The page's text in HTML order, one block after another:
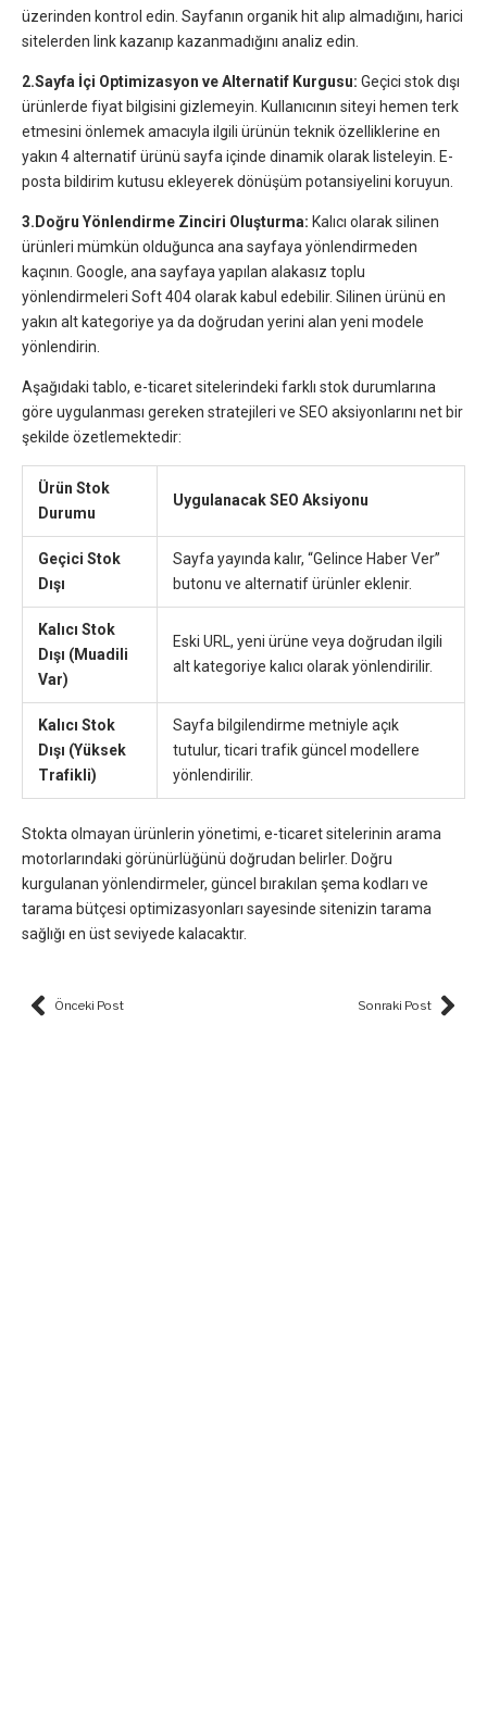
üzerinden kontrol edin. Sayfanın organik hit alıp almadığını, harici
sitelerden link kazanıp kazanmadığını analiz edin.
2.Sayfa İçi Optimizasyon ve Alternatif Kurgusu: Geçici stok dışı
ürünlerde fiyat bilgisini gizlemeyin. Kullanıcının siteyi hemen terk
etmesini önlemek amacıyla ilgili ürünün teknik özelliklerine en
yakın 4 alternatif ürünü sayfa içinde dinamik olarak listeleyin. E-
posta bildirim kutusu ekleyerek dönüşüm potansiyelini koruyun.
3.Doğru Yönlendirme Zinciri Oluşturma: Kalıcı olarak silinen
ürünleri mümkün olduğunca ana sayfaya yönlendirmeden
kaçının. Google, ana sayfaya yapılan alakasız toplu
yönlendirmeleri Soft 404 olarak kabul edebilir. Silinen ürünü en
yakın alt kategoriye ya da doğrudan yerini alan yeni modele
yönlendirin.
Aşağıdaki tablo, e-ticaret sitelerindeki farklı stok durumlarına
göre uygulanması gereken stratejileri ve SEO aksiyonlarını net bir
şekilde özetlemektedir:
Ürün Stok
Durumu
Uygulanacak SEO Aksiyonu
Geçici Stok
Dışı
Sayfa yayında kalır, “Gelince Haber Ver”
butonu ve alternatif ürünler eklenir.
Kalıcı Stok
Dışı (Muadili
Var)
Eski URL, yeni ürüne veya doğrudan ilgili
alt kategoriye kalıcı olarak yönlendirilir.
Kalıcı Stok
Dışı (Yüksek
Trafikli)
Sayfa bilgilendirme metniyle açık
tutulur, ticari trafik güncel modellere
yönlendirilir.
Stokta olmayan ürünlerin yönetimi, e-ticaret sitelerinin arama
motorlarındaki görünürlüğünü doğrudan belirler. Doğru
kurgulanan yönlendirmeler, güncel bırakılan şema kodları ve
tarama bütçesi optimizasyonları sayesinde sitenizin tarama
sağlığı en üst seviyede kalacaktır.
Prev
Önceki Post Sonraki Post